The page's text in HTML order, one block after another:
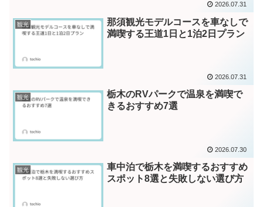
2026.07.31
観光
那須観光モデルコースを車なしで
満喫する王道1日と1泊2日プラン
2026.07.31
観光
栃木のRVパークで温泉を満喫で
きるおすすめ7選
2026.07.30
観光
車中泊で栃木を満喫するおすすめ
スポット8選と失敗しない選び方